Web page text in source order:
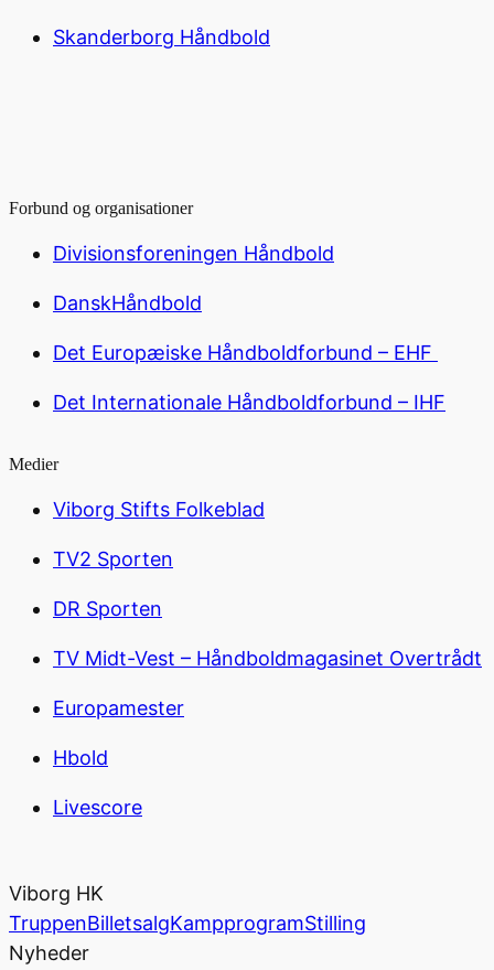
Skanderborg Håndbold
Forbund og organisationer
Divisionsforeningen Håndbold
DanskHåndbold
Det Europæiske Håndboldforbund – EHF
Det Internationale Håndboldforbund – IHF
Medier
Viborg Stifts Folkeblad
TV2 Sporten
DR Sporten
TV Midt-Vest – Håndboldmagasinet Overtrådt
Europamester
Hbold
Livescore
Viborg HK
TruppenBilletsalgKampprogramStilling
Nyheder